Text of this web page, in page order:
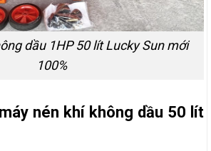
dầu 1HP 50 lít Lucky Sun mới
100%
nén khí không dầu 50 lít